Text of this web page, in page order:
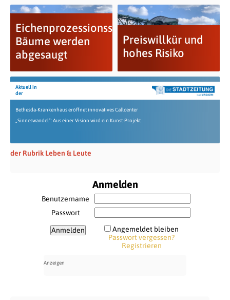
Eichenprozessionsspinner:
Bäume werden
abgesaugt
Preiswillkür und
hohes Risiko
Aktuell in
der
Bethesda-Krankenhaus eröffnet innovatives Callcenter
„Sinneswandel“: Aus einer Vision wird ein Kunst-Projekt
der Rubrik Leben & Leute
Anmelden
Benutzername
Passwort
Angemeldet bleiben
Passwort vergessen?
Registrieren